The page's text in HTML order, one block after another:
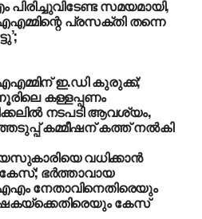
പിരിച്ചുവിടേണ്ട സമയമായി,
പ്രസക്തി തന്നെ
ഇ.ഡി കുരുക്ക്;
കള്ളപ്പണം
നടപടി ആവശ്യം,
കമ്മീഷന് കത്ത് നൽകി
വധിക്കാന്‍
കേസ്; ഭര്‍ത്താവായ
നേതാവിനെതിരെയും
കേസ്‌